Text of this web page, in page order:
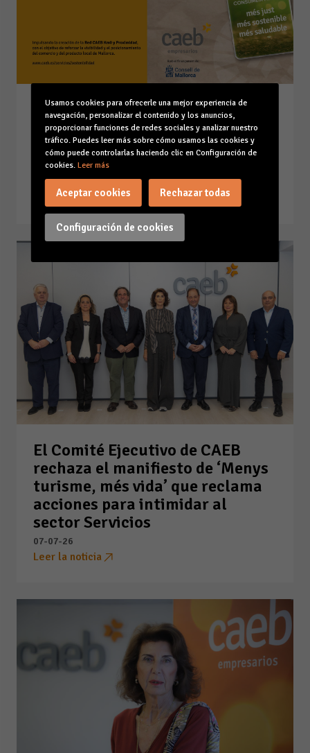
CAEB crea la Red Km0 para
reforzar la visibilidad y el
posicionamiento del comercio y
producto local de Mallorca
07-07-26
Leer la noticia
El Comité Ejecutivo de CAEB
rechaza el manifiesto de ‘Menys
turisme, més vida’ que reclama
acciones para intimidar al
sector Servicios
07-07-26
Leer la noticia
Usamos cookies para ofrecerle una mejor experiencia de
navegación, personalizar el contenido y los anuncios,
proporcionar funciones de redes sociales y analizar nuestro
tráfico. Puedes leer más sobre cómo usamos las cookies y
cómo puede controlarlas haciendo clic en Configuración de
cookies. Leer más
Configuración de cookies
Aceptar cookies Rechazar todas